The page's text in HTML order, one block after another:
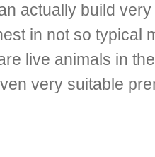
actually build
in not so typical
live animals in
very suitable